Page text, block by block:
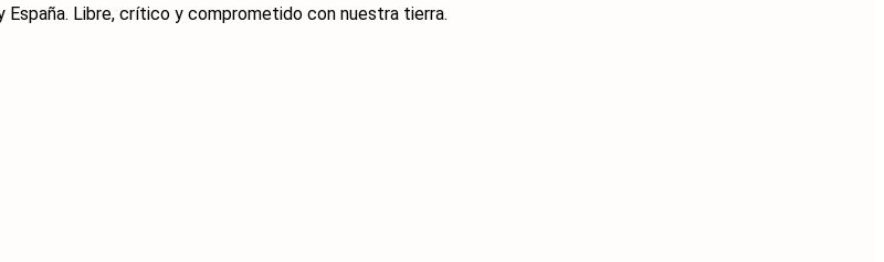
Libre, crítico y comprometido con nuestra tierra.